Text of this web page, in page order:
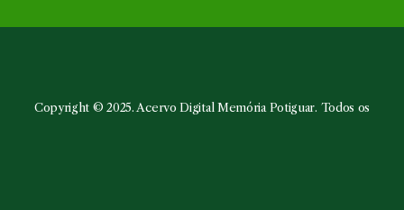
uma
uma
uma
uma
Copyright © 2025. Acervo Digital Memória Potiguar. Todos os